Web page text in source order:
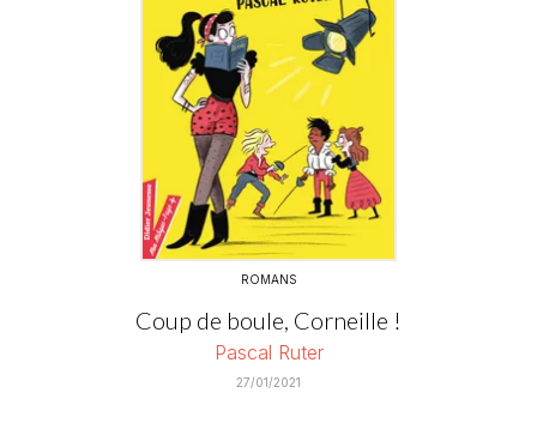
ROMANS
Coup de boule, Corneille !
Pascal Ruter
27/01/2021